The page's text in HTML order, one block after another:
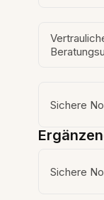
Sichere
Sichere